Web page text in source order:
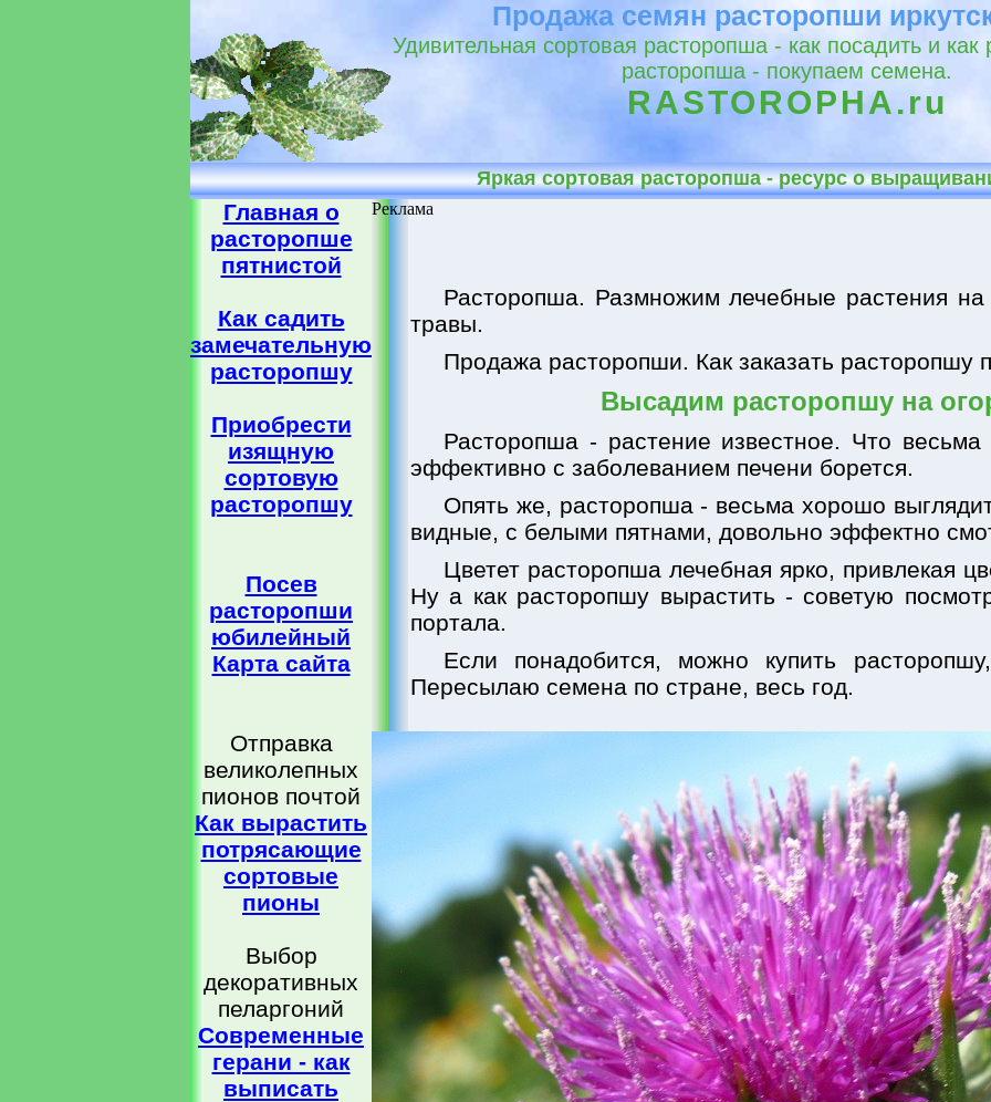
Продажа семян расторопши
Удивительная сортовая расторопша - как посадить и
расторопша - покупаем семена.
RASTOROPHA.ru
Яркая сортовая расторопша - ресурс о
Главная о
расторопше
пятнистой
Как садить
замечательную
расторопшу
Приобрести
изящную
сортовую
расторопшу
Посев
расторопши
юбилейный
Карта сайта
Отправка
великолепных
пионов почтой
Как вырастить
потрясающие
сортовые
пионы
Выбор
декоративных
пеларгоний
Современные
герани - как
выписать
Реклама
Расторопша. Размножим лечебные растения
травы.
Продажа расторопши. Как заказать расторопшу
Высадим расторопшу на
Расторопша - растение известное. Что
эффективно с заболеванием печени борется.
Опять же, расторопша - весьма хорошо
видные, с белыми пятнами, довольно эффектно
Цветет расторопша лечебная ярко, привлекая
Ну а как расторопшу вырастить - советую
портала.
Если понадобится, можно купить
Пересылаю семена по стране, весь год.